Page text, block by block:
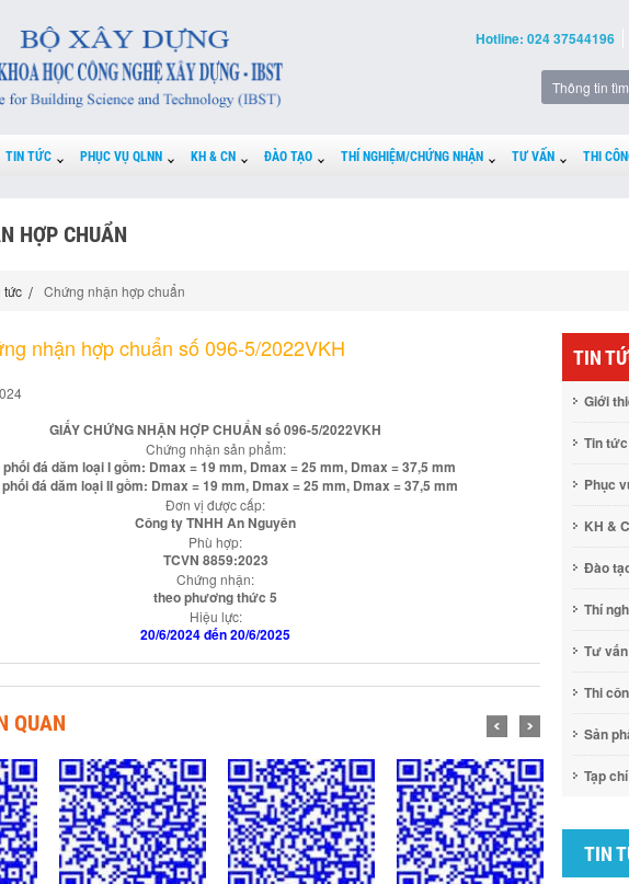
Hotline: 024 37544196
TIN TỨC PHỤC VỤ QLNN KH & CN ĐÀO TẠO THÍ NGHIỆM/CHỨNG NHẬN TƯ VẤN THI
HỢP CHUẨN
tức Chứng nhận hợp chuẩn
nhận hợp chuẩn số 096-5/2022VKH
GIẤY CHỨNG NHẬN HỢP CHUẨN số 096-5/2022VKH
Chứng nhận sản phẩm:
phối đá dăm loại I gồm: Dmax = 19 mm, Dmax = 25 mm, Dmax = 37,5 mm
đá dăm loại II gồm: Dmax = 19 mm, Dmax = 25 mm, Dmax = 37,5 mm
Đơn vị được cấp:
Công ty TNHH An Nguyên
Phù hợp:
TCVN 8859:2023
Chứng nhận:
theo phương thức 5
Hiệu lực:
20/6/2024 đến 20/6/2025
QUAN
TIN
Giới
Tin tức
Phục
KH &
Đào
Thí
Tư vấn
Thi
Sản
Tạp chí
TIN